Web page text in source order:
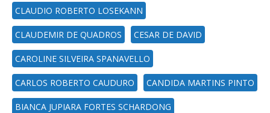
CLAUDIO ROBERTO LOSEKANN
CLAUDEMIR DE QUADROS CESAR DE DAVID
CAROLINE SILVEIRA SPANAVELLO
CARLOS ROBERTO CAUDURO CANDIDA MARTINS PINTO
BIANCA JUPIARA FORTES SCHARDONG